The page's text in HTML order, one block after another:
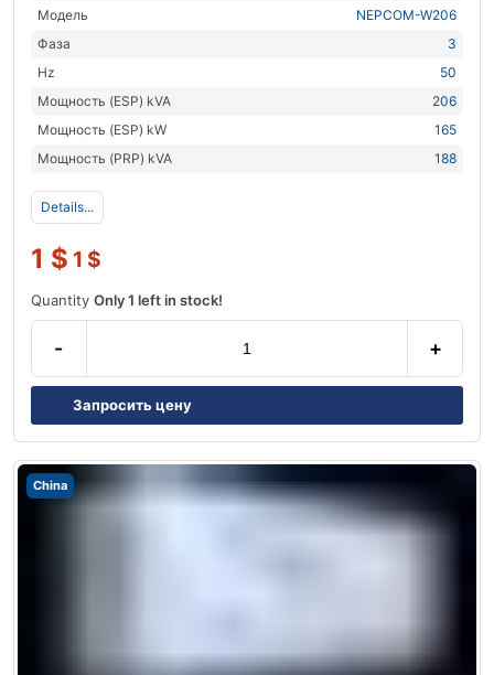
Модель
NEPCOM-W206
Фаза
3
Hz
50
Мощность (ESP) kVA
206
Мощность (ESP) kW
165
Мощность (PRP) kVA
188
Details...
1 $ 1 $
Quantity Only 1 left in stock!
- +
Запросить цену
China